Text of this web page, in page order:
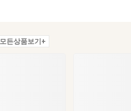
모든상품보기+